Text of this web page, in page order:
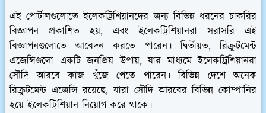
এই পোর্টালগুলোতে ইলেকট্রিশিয়ানদের জন্য বিভিন্ন ধরনের চাকরির
বিজ্ঞাপন প্রকাশিত হয়, এবং ইলেকট্রিশিয়ানরা সরাসরি এই
বিজ্ঞাপনগুলোতে আবেদন করতে পারেন। দ্বিতীয়ত, রিক্রুটমেন্ট
এজেন্সিগুলো একটি জনপ্রিয় উপায়, যার মাধ্যমে ইলেকট্রিশিয়ানরা
সৌদি আরবে কাজ খুঁজে পেতে পারেন। বিভিন্ন দেশে অনেক
রিক্রুটমেন্ট এজেন্সি রয়েছে, যারা সৌদি আরবের বিভিন্ন কোম্পানির
হয়ে ইলেকট্রিশিয়ান নিয়োগ করে থাকে।